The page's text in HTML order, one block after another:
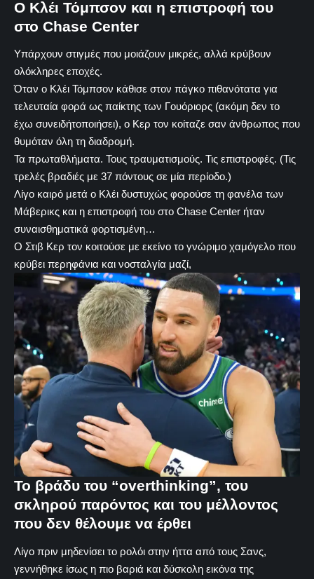
O Κλέι Τόμπσον και η επιστροφή του
στο Chase Center
Υπάρχουν στιγμές που μοιάζουν μικρές, αλλά κρύβουν
ολόκληρες εποχές.
Όταν ο Κλέι Τόμπσον κάθισε στον πάγκο πιθανότατα για
τελευταία φορά ως παίκτης των Γουόριορς (ακόμη δεν το
έχω συνειδήτοποιήσει), ο Κερ τον κοίταζε σαν άνθρωπος που
θυμόταν όλη τη διαδρομή.
Τα πρωταθλήματα. Τους τραυματισμούς. Τις επιστροφές. (Τις
τρελές βραδιές με 37 πόντους σε μία περίοδο.)
Λίγο καιρό μετά ο Κλέι δυστυχώς φορούσε τη φανέλα των
Μάβερικς και η επιστροφή του στο Chase Center ήταν
συναισθηματικά φορτισμένη…
Ο Στιβ Κερ τον κοιτούσε με εκείνο το γνώριμο χαμόγελο που
κρύβει περηφάνια και νοσταλγία μαζί,
Το βράδυ του “overthinking”, του
σκληρού παρόντος και του μέλλοντος
που δεν θέλουμε να έρθει
Λίγο πριν μηδενίσει το ρολόι στην ήττα από τους Σανς,
γεννήθηκε ίσως η πιο βαριά και δύσκολη εικόνα της